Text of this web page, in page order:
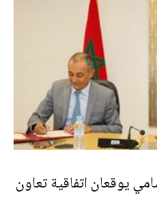
يوقعان اتفاقية تعاون